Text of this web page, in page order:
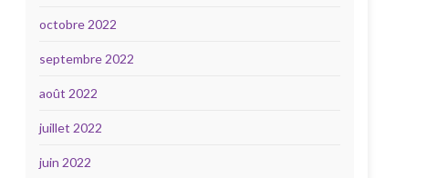
octobre 2022
septembre 2022
août 2022
juillet 2022
juin 2022